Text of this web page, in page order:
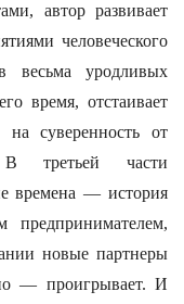
автор развивает
человеческого
весьма уродливых
время, отстаивает
суверенность от
В третьей части
времена — история
предпринимателем,
новые партнеры
но — проигрывает. И